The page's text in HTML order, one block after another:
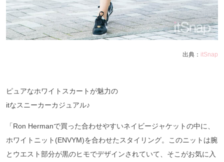
出典： itSnap
ピュアなホワイトスカートが魅力の
itなスニーカーカジュアル♪
「Ron Hermanで買った合わせやすいネイビージャケットの中に、
ホワイトニット(ENVYM)を合わせたスタイリング。このニットは腕
とウエスト部分が黒のヒモでデザインされていて、そこがお気に入